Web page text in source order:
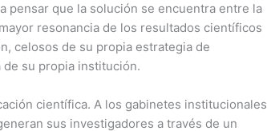
pensar que la solución se encuentra entre la
resonancia de los resultados científicos
celosos de su propia estrategia de
de su propia institución.
científica. A los gabinetes institucionales
sus investigadores a través de un